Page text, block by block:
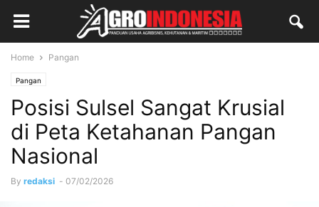
Home Pangan
Pangan
Posisi Sulsel Sangat Krusial
di Peta Ketahanan Pangan
Nasional
By redaksi - 07/02/2026